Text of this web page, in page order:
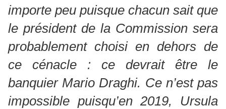
importe peu puisque chacun sait que
le président de la Commission sera
probablement choisi en dehors de
ce cénacle : ce devrait être le
banquier Mario Draghi. Ce n’est pas
impossible puisqu’en 2019, Ursula